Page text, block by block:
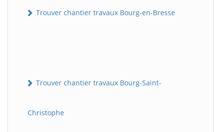
Trouver chantier travaux Bourg-en-Bresse
Trouver chantier travaux Bourg-Saint-
Christophe